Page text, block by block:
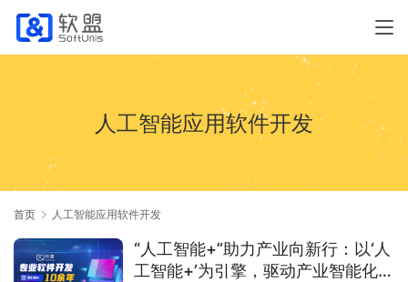
人工智能应用软件开发
首页 人工智能应用软件开发
“人工智能+”助力产业向新行：以‘人
工智能+’为引擎，驱动产业智能化新